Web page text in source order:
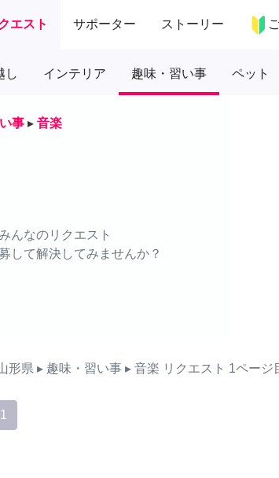
エスト サポーター ストーリー
し インテリア 趣味・習い事 ペット
事 ▸ 音楽
んなのリクエスト
して解決してみませんか？
形県 ▸ 趣味・習い事 ▸ 音楽 リクエスト 1ページ
1